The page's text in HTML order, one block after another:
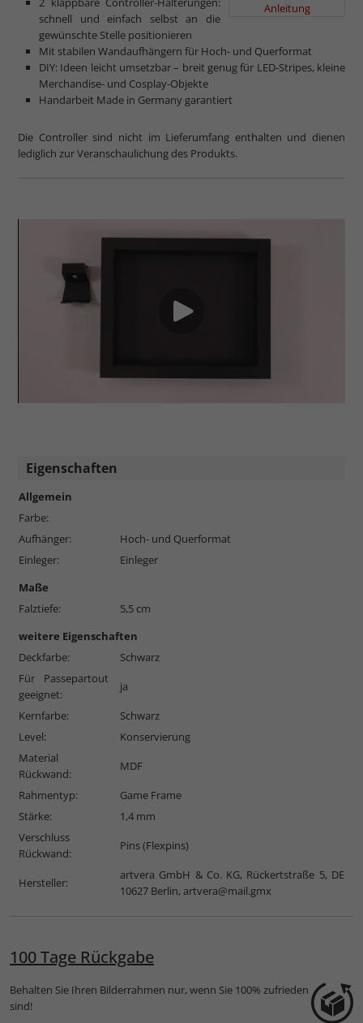
Anleitung
schnell und einfach selbst an die
gewünschte Stelle positionieren
Mit stabilen Wandaufhängern für Hoch- und Querformat
DIY: Ideen leicht umsetzbar – breit genug für LED-Stripes, kleine
Merchandise- und Cosplay-Objekte
Handarbeit Made in Germany garantiert
Die Controller sind nicht im Lieferumfang enthalten und dienen
lediglich zur Veranschaulichung des Produkts.
Eigenschaften
Allgemein
Farbe:
Aufhänger:
Hoch- und Querformat
Einleger:
Einleger
Maße
Falztiefe:
5,5 cm
weitere Eigenschaften
Deckfarbe:
Schwarz
Für Passepartout
geeignet:
ja
Kernfarbe:
Schwarz
Level:
Konservierung
Material
Rückwand:
MDF
Rahmentyp:
Game Frame
Stärke:
1,4 mm
Verschluss
Rückwand:
Pins (Flexpins)
Hersteller:
artvera GmbH & Co. KG, Rückertstraße 5, DE
10627 Berlin,artvera@mail.gmx
100 Tage Rückgabe
Behalten Sie Ihren Bilderrahmen nur, wenn Sie 100% zufrieden
sind!